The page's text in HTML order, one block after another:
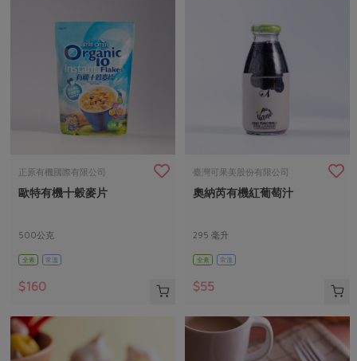
正原有機國際有限公司
歐特有機十穀麥片
500公克
全素 常溫
$160
臺灣可果美股份有限公司
奧納芮有機紅葡萄汁
295 毫升
全素 常溫
$55